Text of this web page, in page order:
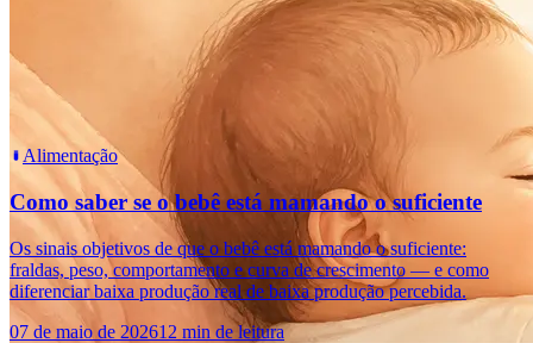
Alimentação
Como saber se o bebê está mamando o suficiente
Os sinais objetivos de que o bebê está mamando o suficiente:
fraldas, peso, comportamento e curva de crescimento — e como
diferenciar baixa produção real de baixa produção percebida.
07 de maio de 202612 min de leitura